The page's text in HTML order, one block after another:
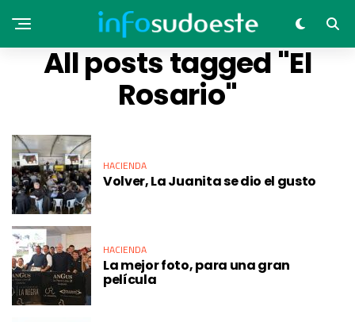
All posts tagged "El
Rosario"
HACIENDA
Volver, La Juanita se dio el gusto
HACIENDA
La mejor foto, para una gran
película